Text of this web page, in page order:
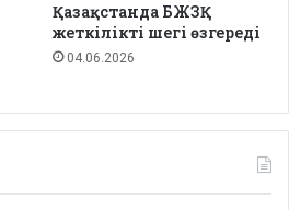
Қазақстанда БЖЗҚ
жеткілікті шегі өзгереді
04.06.2026